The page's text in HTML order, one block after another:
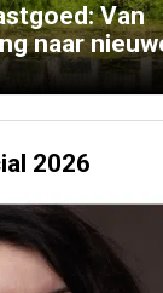
Van
naar
2026